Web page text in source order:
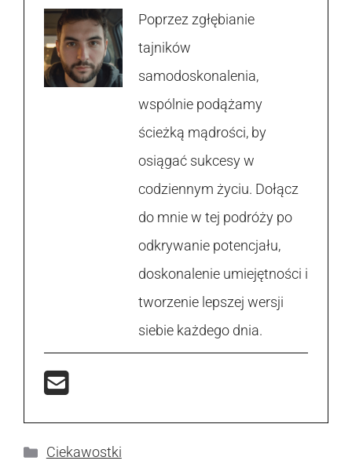
Poprzez zgłębianie
tajników
samodoskonalenia,
wspólnie podążamy
ścieżką mądrości, by
osiągać sukcesy w
codziennym życiu. Dołącz
do mnie w tej podróży po
odkrywanie potencjału,
doskonalenie umiejętności i
tworzenie lepszej wersji
siebie każdego dnia.
Kategorie
Ciekawostki